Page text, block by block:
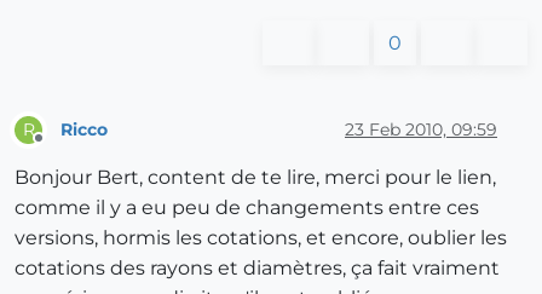
0
R Ricco 23 Feb 2010, 09:59
Bonjour Bert, content de te lire, merci pour le lien,
comme il y a eu peu de changements entre ces
versions, hormis les cotations, et encore, oublier les
cotations des rayons et diamètres, ça fait vraiment